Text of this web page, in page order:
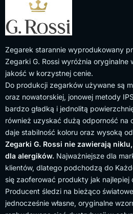
Zegarek starannie wyprodukowany
Zegarki G. Rossi wyróżnia oryginalne
jakość w korzystnej cenie.
Do produkcji zegarków używane są
oraz nowatorskiej, jonowej metody
bardzo gładką i jednolitą
również uzyskać dużą odporność na
daje stabilność koloru oraz wysoką
Zegarki G. Rossi nie zawierają
dla alergików. Najważniejsze dla
klientów, dlatego podchodzą do
się zaoferować produkty jak
Producent śledzi na bieżąco
jednocześnie własne, oryginalne